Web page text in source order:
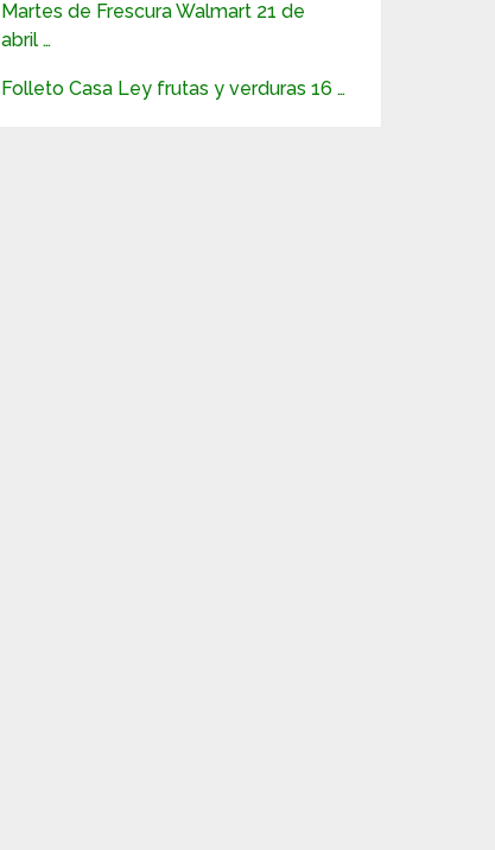
Martes de Frescura Walmart 21 de
abril …
Folleto Casa Ley frutas y verduras 16 …